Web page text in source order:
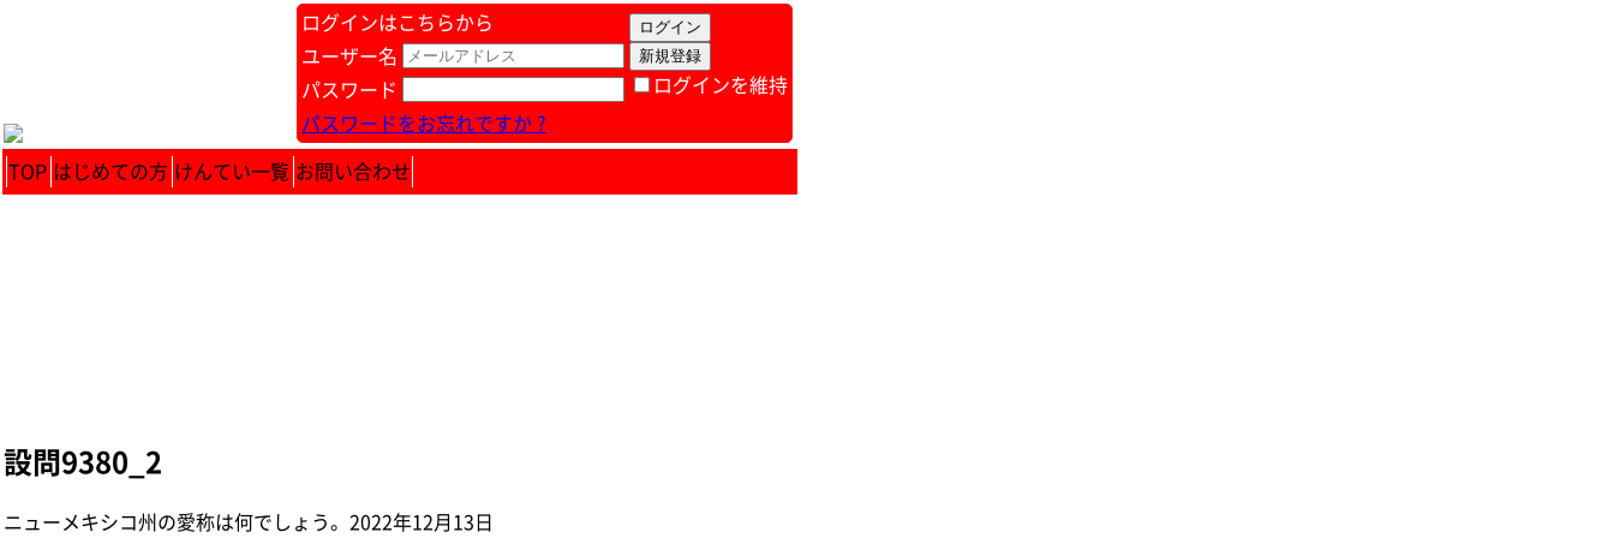
ログインはこちらから
ログインを維持
ユーザー名
パスワード
パスワードをお忘れですか ?
TOP はじめての方 けんてい一覧 お問い合わせ
設問9380_2
ニューメキシコ州の愛称は何でしょう。 2022年12月13日